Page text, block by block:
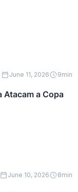
June 11, 2026 9min
Atacam a Copa
June 10, 2026 8min